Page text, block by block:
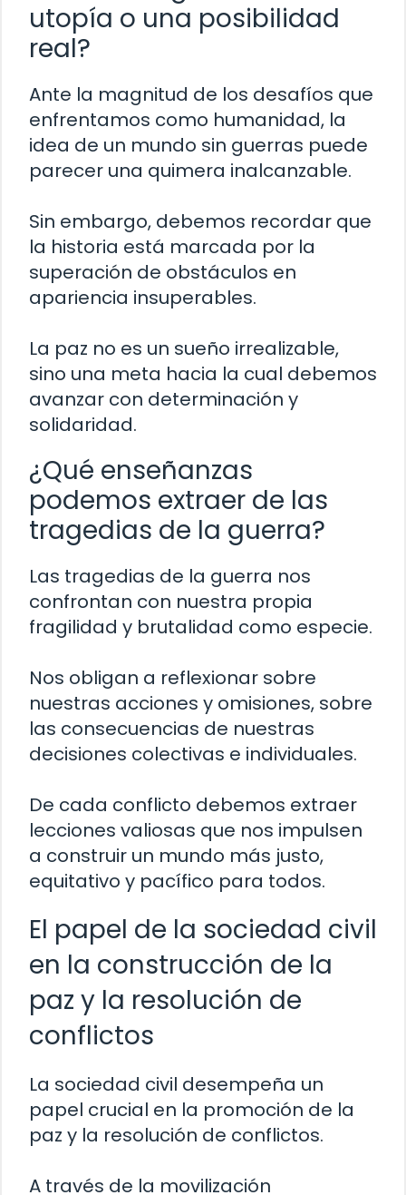
utopía o una posibilidad
real?
Ante la magnitud de los desafíos que
enfrentamos como humanidad, la
idea de un mundo sin guerras puede
parecer una quimera inalcanzable.
Sin embargo, debemos recordar que
la historia está marcada por la
superación de obstáculos en
apariencia insuperables.
La paz no es un sueño irrealizable,
sino una meta hacia la cual debemos
avanzar con determinación y
solidaridad.
¿Qué enseñanzas
podemos extraer de las
tragedias de la guerra?
Las tragedias de la guerra nos
confrontan con nuestra propia
fragilidad y brutalidad como especie.
Nos obligan a reflexionar sobre
nuestras acciones y omisiones, sobre
las consecuencias de nuestras
decisiones colectivas e individuales.
De cada conflicto debemos extraer
lecciones valiosas que nos impulsen
a construir un mundo más justo,
equitativo y pacífico para todos.
El papel de la sociedad civil
en la construcción de la
paz y la resolución de
conflictos
La sociedad civil desempeña un
papel crucial en la promoción de la
paz y la resolución de conflictos.
A través de la movilización